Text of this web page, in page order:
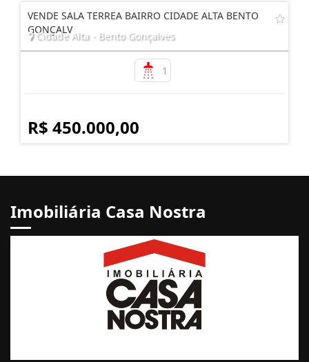
VENDE SALA TERREA BAIRRO CIDADE ALTA BENTO
GONÇALV
Cidade Alta - Bento Gonçalves
1
R$ 450.000,00
Imobiliária Casa Nostra